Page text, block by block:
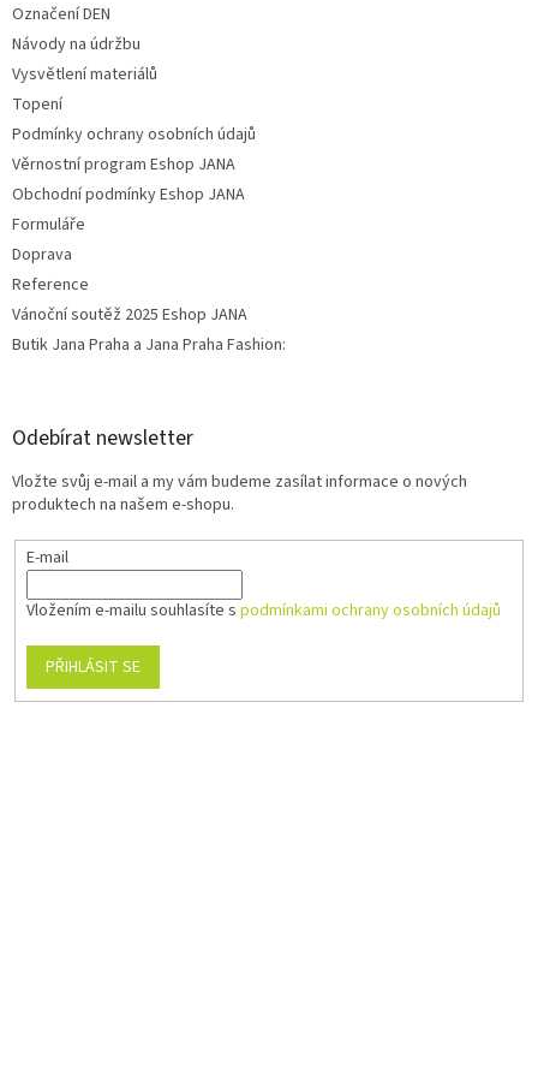
Označení DEN
Návody na údržbu
Vysvětlení materiálů
Topení
Podmínky ochrany osobních údajů
Věrnostní program Eshop JANA
Obchodní podmínky Eshop JANA
Formuláře
Doprava
Reference
Vánoční soutěž 2025 Eshop JANA
Butik Jana Praha a Jana Praha Fashion:
Odebírat newsletter
Vložte svůj e-mail a my vám budeme zasílat informace o nových
produktech na našem e-shopu.
E-mail
Vložením e-mailu souhlasíte s podmínkami ochrany osobních údajů
PŘIHLÁSIT SE